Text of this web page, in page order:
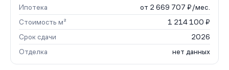
Ипотека
от 2 669 707 ₽/мес.
Стоимость м²
1 214 100 ₽
Срок сдачи
2026
Отделка
нет данных